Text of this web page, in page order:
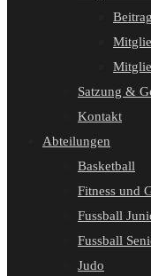
Satzung &
Kontakt
Abteilungen
Basketball
Fitness und
Fussball
Fussball
Judo